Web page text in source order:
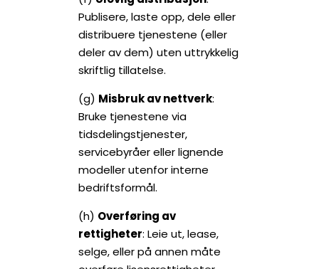
Publisere, laste opp, dele eller
distribuere tjenestene (eller
deler av dem) uten uttrykkelig
skriftlig tillatelse.
(g) Misbruk av nettverk:
Bruke tjenestene via
tidsdelingstjenester,
servicebyråer eller lignende
modeller utenfor interne
bedriftsformål.
(h) Overføring av
rettigheter: Leie ut, lease,
selge, eller på annen måte